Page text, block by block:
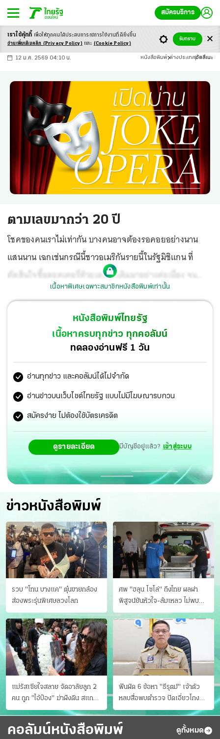
สมัครบริการ
-ก ก ก+
12 ม.ค. 2569 04:10 น. หนังสือพิมพ์ ต่างประเทศฮัตสึเนะ
ตามเลขมากว่า 20 ปี
โชคของคนเราไม่เท่ากัน บางคนอาจต้องรอคอยอย่างนาน
แสนนาน เฉกเช่นกรณีนี้ชาวอเมริกันรายนี้ในรัฐมิชิแกน ที่
ตัดสินใจซื้อลอตเตอรี่ด้วยเลขชุดเดิมมาอย่างต่อเนื่อง จน
เวลาผ่านไปกว่า 20 ปีเนื้อหาพิเศษเฉพาะสมาชิกหนังสือพิมพ์เท่านั้น
หนังสือพิมพ์ไทยรัฐ
เนื้อหาครบทุกข่าว ทุกคอลัมน์
ทดลองอ่านฟรี 1 วัน
อ่านทุกข่าว และคอลัมน์ได้ไม่จำกัด
อ่านข่าวบนเว็บไซต์ไทยรัฐ แบบไม่มีโฆษณารบกวน
สมัครง่าย ไม่ต้องใช้บัตรเครดิต
ดูรายละเอียด มีบัญชีอยู่แล้ว? เข้าสู่ระบบ
ข่าวหนังสือพิมพ์
รวบ "โทน บางแค" ตุ๋นขายกล้อง
ส่องพระรุ่นพิเศษลวงโลก
ศพ "ฮลุน โซโล่" ถึงไทย ผลผ่า
พิสูจน์ยันหัวใจ-ล้มเหลว ไม่พบ
บาดแผล
แม่รัสเซียใจสลาย จัดอาลัยลูก 2
คน ถูก "ไอ้ป๋อง" ฆ่าฝังดิน สแกน
ไม่มีศพเพิ่ม
ฟันผิด 6 ข้อหา "ธีรุตม์" เจ้าตัว
หลบสื่อพบตำรวจ ปัดเอี่ยวโกง
สอบท้องถิ่น จ่อบี้รํ่ารวยมากปกติ
คอลัมน์หนังสือพิมพ์ ดูทั้งหมด
เราใช้คุ้กกี้ เพื่อให้ทุกคนได้ประสบการณ์การใช้งานที่ดียิ่งขึ้น
อ่านเพิ่มเติมคลิก (Privacy Policy) และ (Cookie Policy)
รับทราบ